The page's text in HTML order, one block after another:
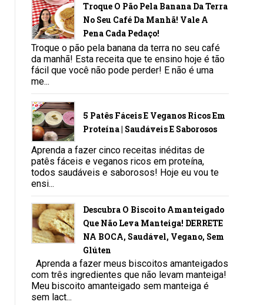
Troque O Pão Pela Banana Da Terra
No Seu Café Da Manhã! Vale A
Pena Cada Pedaço!
Troque o pão pela banana da terra no seu café
da manhã! Esta receita que te ensino hoje é tão
fácil que você não pode perder! E não é uma
me...
5 Patês Fáceis E Veganos Ricos Em
Proteína | Saudáveis E Saborosos
Aprenda a fazer cinco receitas inéditas de
patês fáceis e veganos ricos em proteína,
todos saudáveis e saborosos! Hoje eu vou te
ensi...
Descubra O Biscoito Amanteigado
Que Não Leva Manteiga! DERRETE
NA BOCA, Saudável, Vegano, Sem
Glúten
Aprenda a fazer meus biscoitos amanteigados
com três ingredientes que não levam manteiga!
Meu biscoito amanteigado sem manteiga é
sem lact...